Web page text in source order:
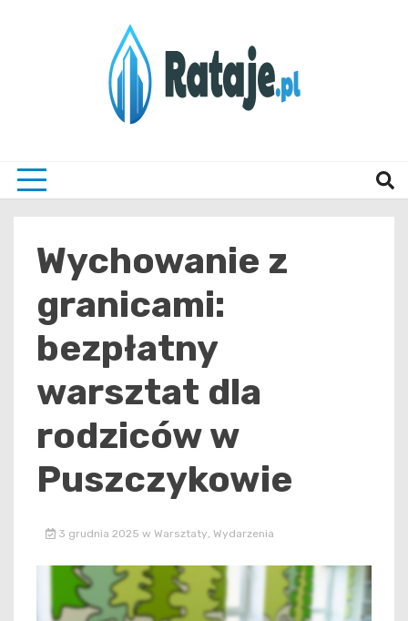
Wychowanie z
granicami:
bezpłatny
warsztat dla
rodziców w
Puszczykowie
3 grudnia 2025 w Warsztaty, Wydarzenia